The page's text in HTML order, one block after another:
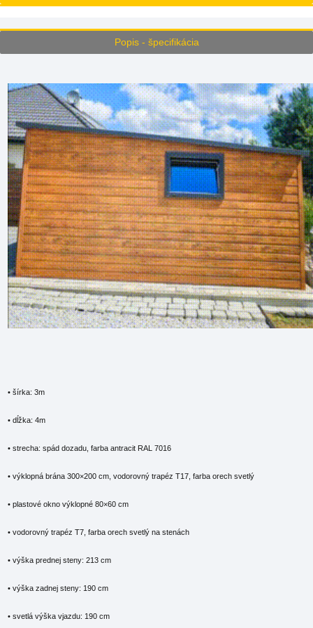
Popis - špecifikácia
• šírka: 3m
• dĺžka: 4m
• strecha: spád dozadu, farba antracit RAL 7016
• výklopná brána 300×200 cm, vodorovný trapéz T17, farba orech svetlý
• plastové okno výklopné 80×60 cm
• vodorovný trapéz T7, farba orech svetlý na stenách
• výška prednej steny: 213 cm
• výška zadnej steny: 190 cm
• svetlá výška vjazdu: 190 cm